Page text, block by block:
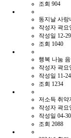
조회 904
동지날 사
작성자 곽요
작성일 12-29
조회 1040
행복 나눔
작성자 곽요
작성일 11-24
조회 1234
저소득 취약
작성자 곽요
작성일 04-30
조회 2088